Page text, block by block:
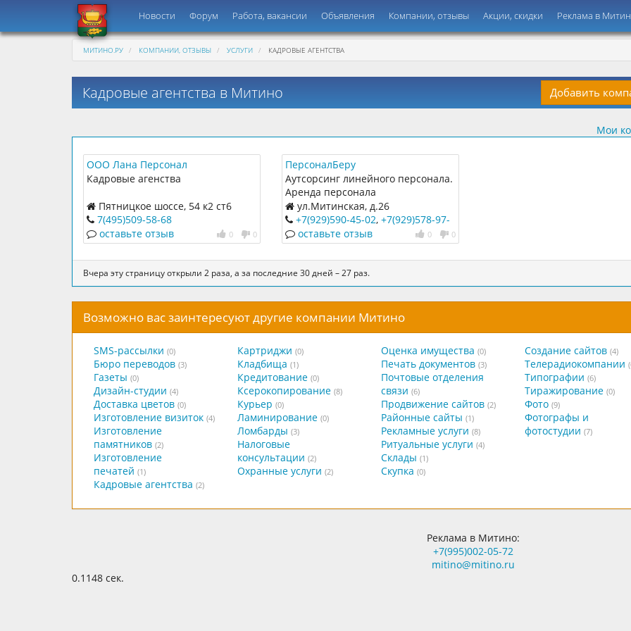
Новости Форум Работа, вакансии Объявления Компании, отзывы Акции, скидки Реклама в
МИТИНО.РУ КОМПАНИИ, ОТЗЫВЫ УСЛУГИ КАДРОВЫЕ АГЕНТСТВА
Кадровые агентства в Митино Добавить
Мои
ООО Лана Персонал
Кадровые агенства
Пятницкое шоссе, 54 к2 ст6
7(495)509-58-68
0 0
оставьте отзыв
ПерсоналБеру
Аутсорсинг линейного персонала.
Аренда персонала
ул.Митинская, д.26
+7(929)590-45-02, +7(929)578-97-
05
0 0
оставьте отзыв
Вчера эту страницу открыли 2 раза, а за последние 30 дней – 27 раз.
Возможно вас заинтересуют другие компании Митино
SMS-рассылки (0)
Бюро переводов (3)
Газеты (0)
Дизайн-студии (4)
Доставка цветов (0)
Изготовление визиток (4)
Изготовление
памятников (2)
Изготовление
печатей (1)
Кадровые агентства (2)
Картриджи (0)
Кладбища (1)
Кредитование (0)
Ксерокопирование (8)
Курьер (0)
Ламинирование (0)
Ломбарды (3)
Налоговые
консультации (2)
Охранные услуги (2)
Оценка имущества (0)
Печать документов (3)
Почтовые отделения
связи (6)
Продвижение сайтов (2)
Районные сайты (1)
Рекламные услуги (8)
Ритуальные услуги (4)
Склады (1)
Скупка (0)
Создание сайтов (4)
Телерадиокомпании
Типографии (6)
Тиражирование (0)
Фото (9)
Фотографы и
фотостудии (7)
Реклама в Митино:
+7(995)002-05-72
mitino@mitino.ru
0.1148 сек.